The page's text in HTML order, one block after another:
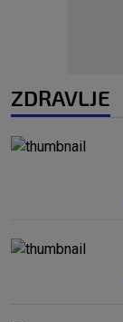
ZDRAVLJE